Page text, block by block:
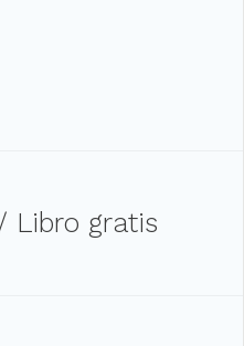
Libro gratis